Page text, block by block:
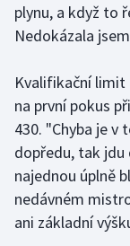
Stolní tenis
Veslování
Vodní slalom
Volejbal
plynu, a když to
Nedokázala
Kvalifikační limit
na první pokus
430. "Chyba je v
dopředu, tak
najednou úplně
nedávném
ani základní